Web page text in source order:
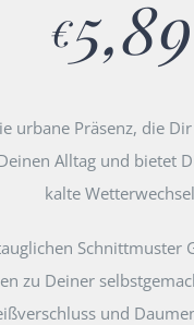
€5,89
urbane Präsenz, die
Alltag und bietet
kalte
Schnittmuster
zu Deiner
und